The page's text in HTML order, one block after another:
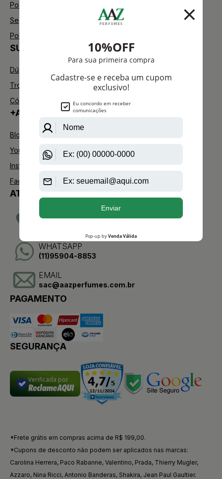
Política de Privacidade
Segurança
Política de Troca
SUPORTE
Dúvidas Frequentes
Trocas e Devoluções
Código de defesa do consumidor
+AAZ PERFUMES
Blog
Youtube
Instagram
Facebook
ATENDIMENTO
TELEVENDAS
WHATSAPP
(11)95904-8853
EMAIL
sac@aazperfumes.com.br
PAGAMENTO
SEGURANÇA
Verificada por
*Frete grátis em compras acima de R$ 199,00.
*Cupons de desconto não podem ser aplicados nas marcas:
Carolina Herrera, Paco Rabanne, Valentino, Prada, Thierry Mugler,
Azzaro, Nina Ricci, Antonio Banderas, Shakira, Jean Paul Gaultier.